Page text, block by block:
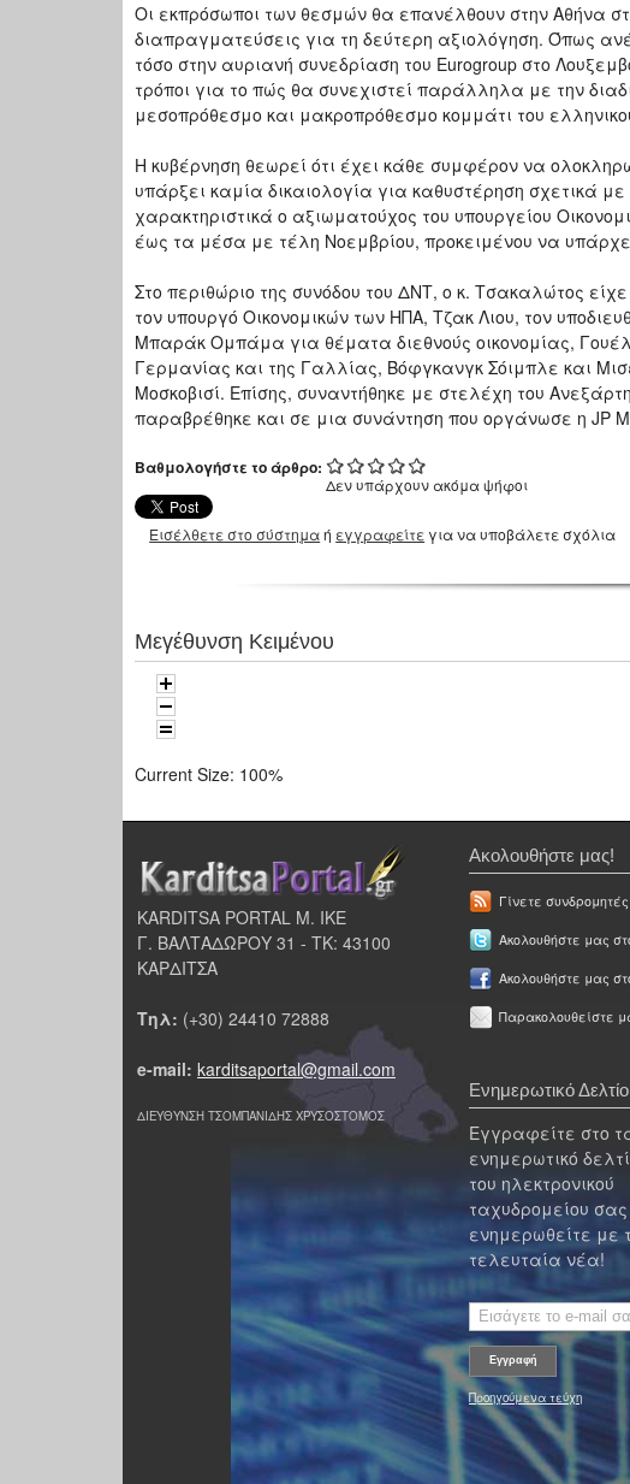
Οι εκπρόσωποι των θεσμών θα επανέλθουν στην Αθήνα
διαπραγματεύσεις για τη δεύτερη αξιολόγηση. Όπως
τόσο στην αυριανή συνεδρίαση του Eurogroup στο
τρόποι για το πώς θα συνεχιστεί παράλληλα με την
μεσοπρόθεσμο και μακροπρόθεσμο κομμάτι του
Η κυβέρνηση θεωρεί ότι έχει κάθε συμφέρον να
υπάρξει καμία δικαιολογία για καθυστέρηση σχετικά
χαρακτηριστικά ο αξιωματούχος του υπουργείου
έως τα μέσα με τέλη Νοεμβρίου, προκειμένου να
Στο περιθώριο της συνόδου του ΔΝΤ, ο κ. Τσακαλώτος
τον υπουργό Οικονομικών των ΗΠΑ, Τζακ Λιου, τον
Μπαράκ Ομπάμα για θέματα διεθνούς οικονομίας,
Γερμανίας και της Γαλλίας, Βόφγκανγκ Σόιμπλε και
Μοσκοβισί. Επίσης, συναντήθηκε με στελέχη του
παραβρέθηκε και σε μια συνάντηση που οργάνωσε η JP
Βαθμολογήστε το άρθρο:
Δεν υπάρχουν ακόμα ψήφοι
Εισέλθετε στο σύστημαή εγγραφείτε για να υποβάλετε σχόλια
Μεγέθυνση Κειμένου
Current Size: 100%
KARDITSA PORTAL Μ. ΙΚΕ
Γ. ΒΑΛΤΑΔΩΡΟΥ 31 - ΤΚ: 43100
ΚΑΡΔΙΤΣΑ
Τηλ: (+30) 24410 72888
e-mail: karditsaportal@gmail.com
ΔΙΕΥΘΥΝΣΗ ΤΣΟΜΠΑΝΙΔΗΣ ΧΡΥΣΟΣΤΟΜΟΣ
Ακολουθήστε μας!
Γίνετε
Ακολουθήστε μας
Ακολουθήστε μας
Παρακολουθείστε
Ενημερωτικό Δελτίο
Εγγραφείτε στο
ενημερωτικό
του ηλεκτρονικού
ταχυδρομείου σας
ενημερωθείτε με
τελευταία νέα!
Προηγούμενα τεύχη